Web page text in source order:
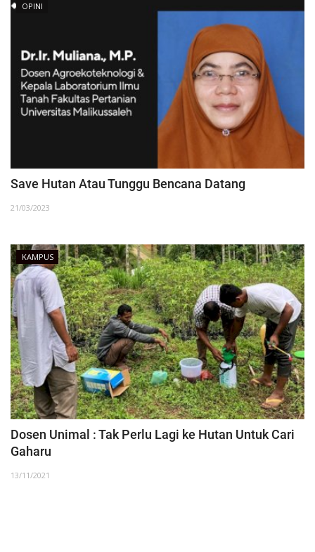
OPINI
Save Hutan Atau Tunggu Bencana Datang
21/03/2023
KAMPUS
Dosen Unimal : Tak Perlu Lagi ke Hutan Untuk Cari
Gaharu
13/11/2021